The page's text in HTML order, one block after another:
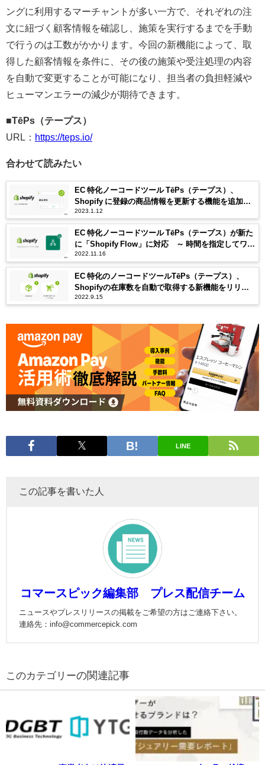
ングに利用するマーチャントが多い一方で、それぞれの注
文に紐づく顧客情報を確認し、施策を実行するまでを手動
で行うのは工数がかかります。今回の新機能によって、取
得した顧客情報を条件に、その後の施策や受注処理の内容
を自動で変更することが可能になり、担当者の負担軽減や
ヒューマンエラーの減少が期待できます。
■TēPs（テープス）
URL： https://teps.io/
合わせて読みたい
EC 特化ノーコードツール TēPs（テープス）、
Shopify に登録の商品情報を更新する機能を追加
Shopify で販売する商品のタイトルを指定した日時
に自動で変更
2023.1.12
EC 特化ノーコードツール TēPs（テープス）が新た
に「Shopify Flow」に対応 ～ 時間を指定してワー
クフローの起動が可能に ～
2022.11.16
EC 特化のノーコードツールTēPs（テープス）、
Shopifyの在庫数を自動で取得する新機能をリリー
ス~注文検索機能で取得できる項目も複数追加~
2022.9.15
LINE
この記事を書いた人
コマースピック編集部 プレス配信チーム
ニュースやプレスリリースの掲載をご希望の方はご連絡下さい。
連絡先：info@commercepick.com
の関連記事